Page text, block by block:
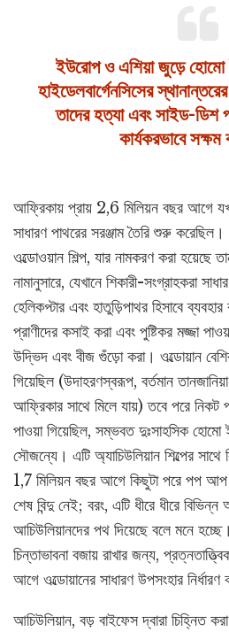
ইউরোপ ও এশিয়া জুড়ে হোমো
হাইডেলবার্গেনসিসের
তাদের হত্যা এবং সাইড-ডিশ
কার্যকরভাবে
আফ্রিকায় প্রায় 2,6 মিলিয়ন বছর আগে
সাধারণ পাথরের সরঞ্জাম তৈরি শুরু
ওল্ডোওয়ান শিল্প, যার নামকরণ করা হয়েছে
নামানুসারে, যেখানে শিকারী-সংগ্রাহকরা
হেলিকপ্টার এবং হাতুড়িপাথর হিসাবে
প্রাণীদের কসাই করা এবং পুষ্টিকর মজ্জা
উদ্ভিদ এবং বীজ গুঁড়ো করা। ওল্ডোয়ান
গিয়েছিল (উদাহরণস্বরূপ, বর্তমান
আফ্রিকার সাথে মিলে যায়) তবে পরে নিকট
পাওয়া গিয়েছিল, সম্ভবত দুঃসাহসিক হোমো
সৌজন্যে। এটি অ্যাচিউলিয়ান শিল্পের সাথে
1,7 মিলিয়ন বছর আগে কিছুটা পরে পপ
শেষ বিন্দু নেই; বরং, এটি ধীরে ধীরে
আচিউলিয়ানদের পথ দিয়েছে বলে মনে
চিন্তাভাবনা বজায় রাখার জন্য,
আগে ওল্ডোয়ানের সাধারণ উপসংহার নির্ধারণ
আচিউলিয়ান, বড় বাইফেস দ্বারা চিহ্নিত